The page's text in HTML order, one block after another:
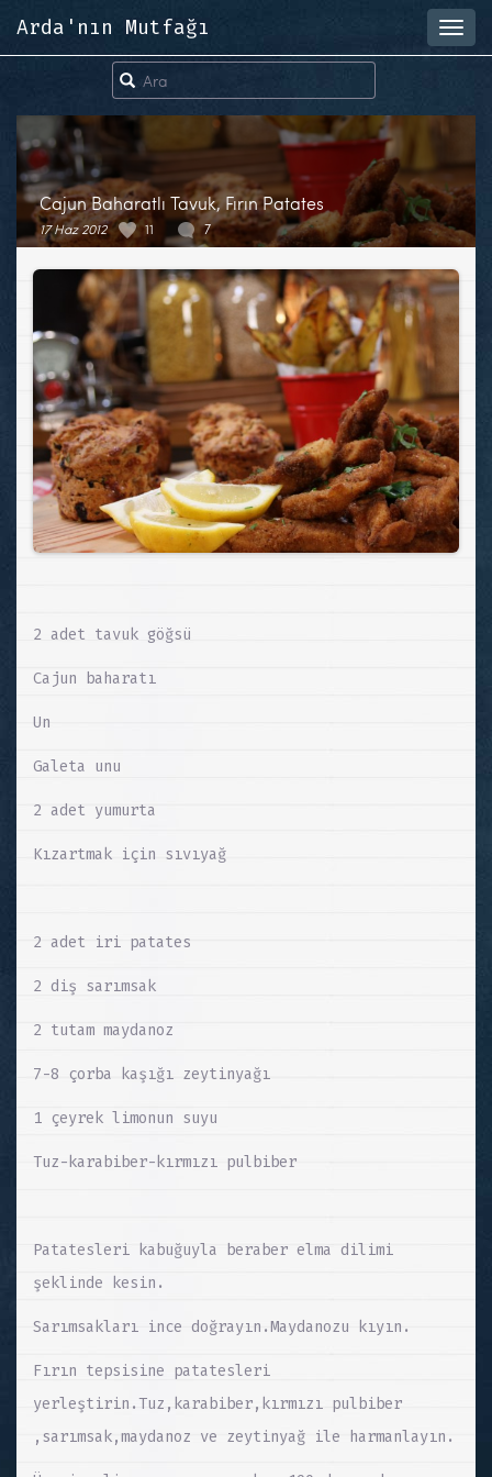
Arda'nın Mutfağı
Cajun Baharatlı Tavuk, Fırın Patates
17 Haz 2012 11 7
2 adet tavuk göğsü
Cajun baharatı
Un
Galeta unu
2 adet yumurta
Kızartmak için sıvıyağ
2 adet iri patates
2 diş sarımsak
2 tutam maydanoz
7-8 çorba kaşığı zeytinyağı
1 çeyrek limonun suyu
Tuz-karabiber-kırmızı pulbiber
Patatesleri kabuğuyla beraber elma dilimi
şeklinde kesin.
Sarımsakları ince doğrayın.Maydanozu kıyın.
Fırın tepsisine patatesleri
yerleştirin.Tuz,karabiber,kırmızı pulbiber
,sarımsak,maydanoz ve zeytinyağ ile harmanlayın.